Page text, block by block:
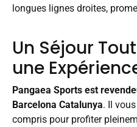
longues lignes droites,
Un Séjour
une
Pangaea Sports est
Barcelona Catalunya. Il
compris pour profiter